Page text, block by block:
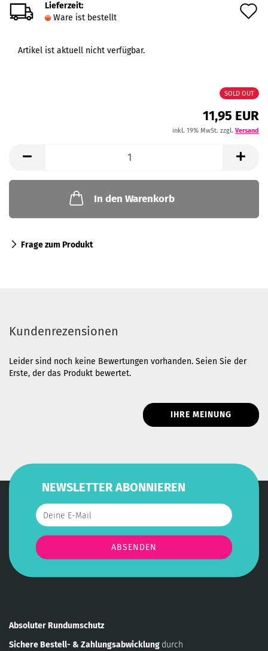
Lieferzeit:
Ware ist bestellt
Artikel ist aktuell nicht verfügbar.
SOLD OUT
11,95 EUR
inkl. 19% MwSt. zzgl. Versand
In den Warenkorb
Frage zum Produkt
Kundenrezensionen
Leider sind noch keine Bewertungen vorhanden. Seien Sie der
Erste, der das Produkt bewertet.
IHRE MEINUNG
NEWSLETTER ABONNIEREN
Absoluter Rundumschutz
Sichere Bestell- & Zahlungsabwicklung durch